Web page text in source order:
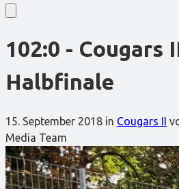
102:0 - Cougars
Halbfinale
15. September 2018 in Cougars II
Media Team